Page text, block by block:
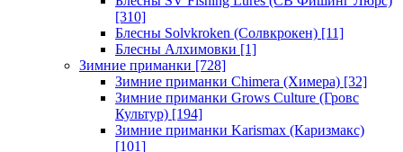
[310]
Блесны Solvkroken (Солвкрокен) [11]
Блесны Алхимовки [1]
Зимние приманки [728]
Зимние приманки Chimera (Химера) [32]
Зимние приманки Grows Culture (Гровс
Культур) [194]
Зимние приманки Karismax (Каризмакс)
[101]